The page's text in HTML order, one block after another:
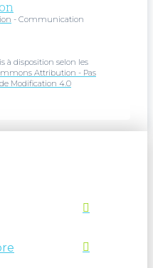
- Communication
à disposition selon les
Attribution - Pas
Modification 4.0